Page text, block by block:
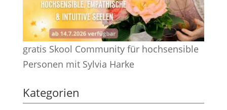
gratis Skool Community für hochsensible
Personen mit Sylvia Harke
Kategorien